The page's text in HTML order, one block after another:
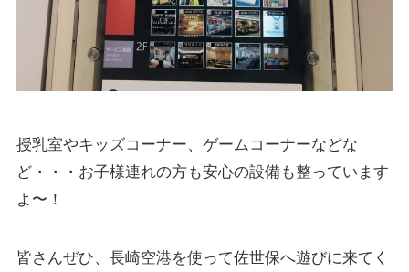
授乳室やキッズコーナー、ゲームコーナーなどな
ど・・・お子様連れの方も安心の設備も整っています
よ〜！
皆さんぜひ、長崎空港を使って佐世保へ遊びに来てく